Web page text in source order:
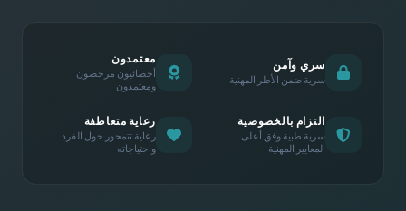
سري وآمن
سرية ضمن الأطر المهنية
معتمدون
أخصائيون مرخصون
ومعتمدون
التزام بالخصوصية
سرية طبية وفق أعلى
المعايير المهنية
رعاية متعاطفة
رعاية تتمحور حول الفرد
واحتياجاته